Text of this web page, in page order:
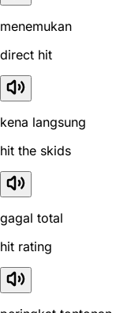
menemukan
direct hit
kena langsung
hit the skids
gagal total
hit rating